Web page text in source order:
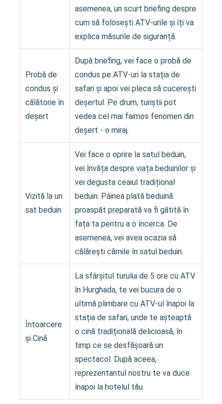
asemenea, un scurt briefing despre
cum să folosești ATV-urile și îți va
explica măsurile de siguranță.
Probă de
condus și
călătorie în
deșert
După briefing, vei face o probă de
condus pe ATV-uri la stația de
safari și apoi vei pleca să cucerești
deșertul. Pe drum, turiștii pot
vedea cel mai faimos fenomen din
deșert - o miraj.
Vizită la un
sat beduin
Vei face o oprire la satul beduin,
vei învăța despre viața beduinilor și
vei degusta ceaiul tradițional
beduin. Pâinea plată beduină
proaspăt preparată va fi gătită în
fața ta pentru a o încerca. De
asemenea, vei avea ocazia să
călărești cămile în satul beduin.
Întoarcere
și Cină
La sfârșitul turului de 5 ore cu ATV
în Hurghada, te vei bucura de o
ultimă plimbare cu ATV-ul înapoi la
stația de safari, unde te așteaptă
o cină tradițională delicioasă, în
timp ce se desfășoară un
spectacol. După aceea,
reprezentantul nostru te va duce
înapoi la hotelul tău.